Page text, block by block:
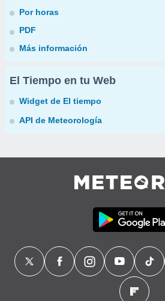
Por horas
PDF
Más información
El Tiempo en tu Web
Widget de El tiempo
API de Meteorología